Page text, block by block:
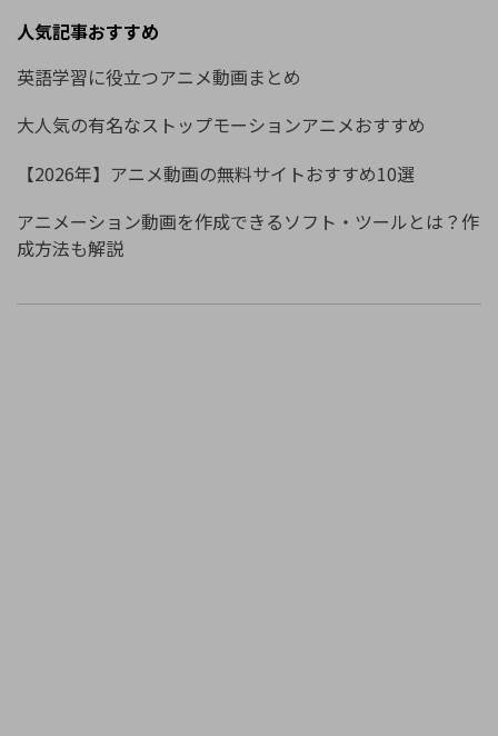
人気記事おすすめ
英語学習に役立つアニメ動画まとめ
大人気の有名なストップモーションアニメおすすめ
【2026年】アニメ動画の無料サイトおすすめ10選
アニメーション動画を作成できるソフト・ツールとは？作
成方法も解説